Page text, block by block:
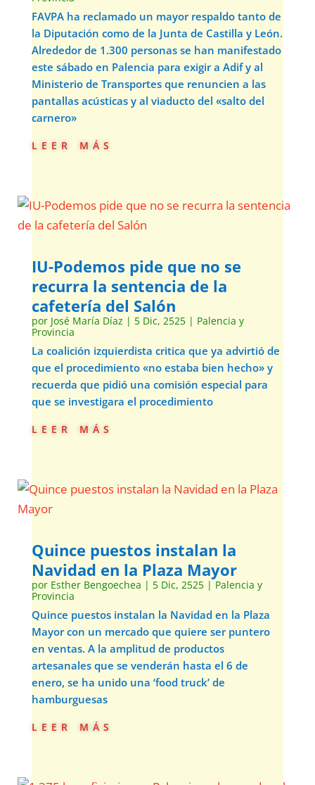
FAVPA ha reclamado un mayor respaldo tanto de
la Diputación como de la Junta de Castilla y León.
Alrededor de 1.300 personas se han manifestado
este sábado en Palencia para exigir a Adif y al
Ministerio de Transportes que renuncien a las
pantallas acústicas y al viaducto del «salto del
carnero»
leer más
IU-Podemos pide que no se
recurra la sentencia de la
cafetería del Salón
por José María Díaz | 5 Dic, 2525| Palencia y
Provincia
La coalición izquierdista critica que ya advirtió de
que el procedimiento «no estaba bien hecho» y
recuerda que pidió una comisión especial para
que se investigara el procedimiento
leer más
Quince puestos instalan la
Navidad en la Plaza Mayor
por Esther Bengoechea | 5 Dic, 2525| Palencia y
Provincia
Quince puestos instalan la Navidad en la Plaza
Mayor con un mercado que quiere ser puntero
en ventas. A la amplitud de productos
artesanales que se venderán hasta el 6 de
enero, se ha unido una ‘food truck’ de
hamburguesas
leer más